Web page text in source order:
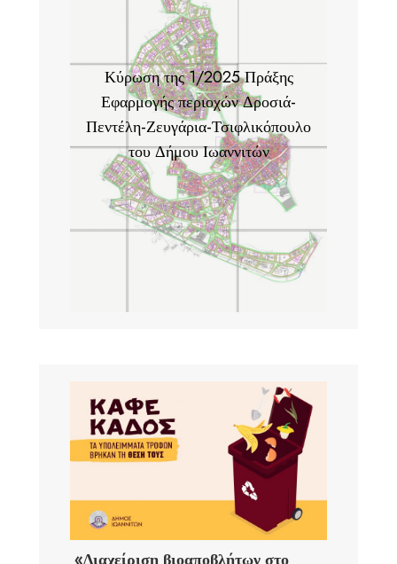
Κύρωση της 1/2025 Πράξης
Εφαρμογής περιοχών Δροσιά-
Πεντέλη-Ζευγάρια-Τσιφλικόπουλο
του Δήμου Ιωαννιτών
«Διαχείριση βιοαποβλήτων στο